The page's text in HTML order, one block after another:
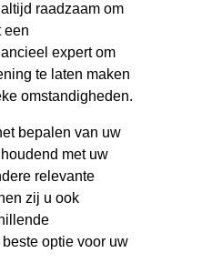
raadzaam om
een
expert om
te laten maken
omstandigheden.
bepalen van uw
met uw
relevante
zij u ook
optie voor uw